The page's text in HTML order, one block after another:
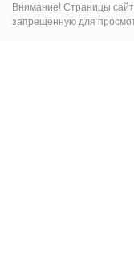
Внимание! Страницы
запрещенную для